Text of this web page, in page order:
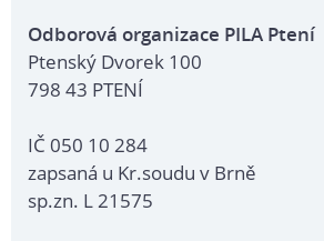
Odborová organizace PILA Ptení
Ptenský Dvorek 100
798 43 PTENÍ
IČ 050 10 284
zapsaná u Kr.soudu v Brně
sp.zn. L 21575